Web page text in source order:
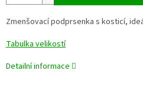
Zmenšovací podprsenka s kosticí,
Tabulka velikostí
Detailní informace